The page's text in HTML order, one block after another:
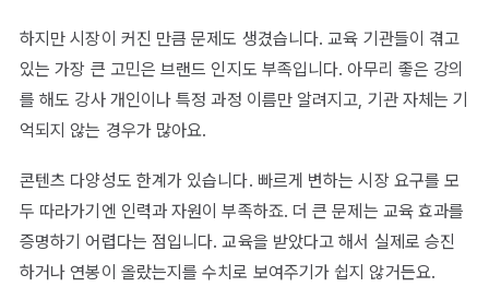
하지만 시장이 커진 만큼 문제도 생겼습니다. 교육 기관들이 겪고
있는 가장 큰 고민은 브랜드 인지도 부족입니다. 아무리 좋은 강의
를 해도 강사 개인이나 특정 과정 이름만 알려지고, 기관 자체는 기
억되지 않는 경우가 많아요.
콘텐츠 다양성도 한계가 있습니다. 빠르게 변하는 시장 요구를 모
두 따라가기엔 인력과 자원이 부족하죠. 더 큰 문제는 교육 효과를
증명하기 어렵다는 점입니다. 교육을 받았다고 해서 실제로 승진
하거나 연봉이 올랐는지를 수치로 보여주기가 쉽지 않거든요.